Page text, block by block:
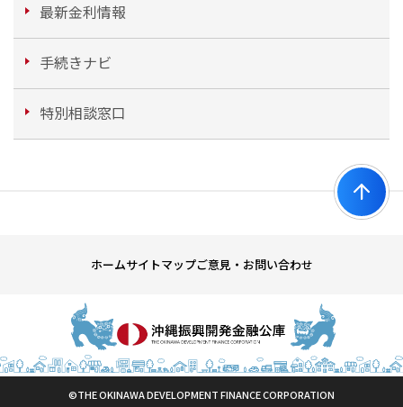
最新金利情報
手続きナビ
特別相談窓口
ホームサイトマップご意見・お問い合わせ
©THE OKINAWA DEVELOPMENT FINANCE CORPORATION